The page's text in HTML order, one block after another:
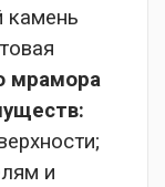
камень
мрамора
и